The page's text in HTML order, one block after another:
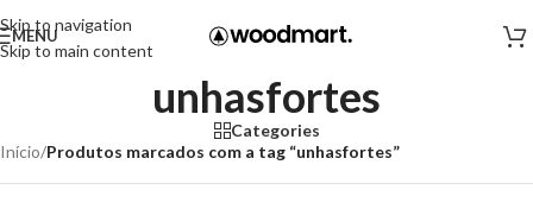
Skip to navigation
Skip to main content
MENU
unhasfortes
Categories
Início/Produtos marcados com a tag “unhasfortes”